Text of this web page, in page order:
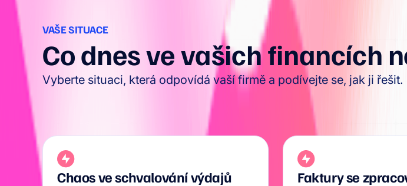
VAŠE SITUACE
Co dnes ve vašich financích
Vyberte situaci, která odpovídá vaší firmě a podívejte se, jak ji řešit.
Chaos ve schvalování výdajů Faktury se